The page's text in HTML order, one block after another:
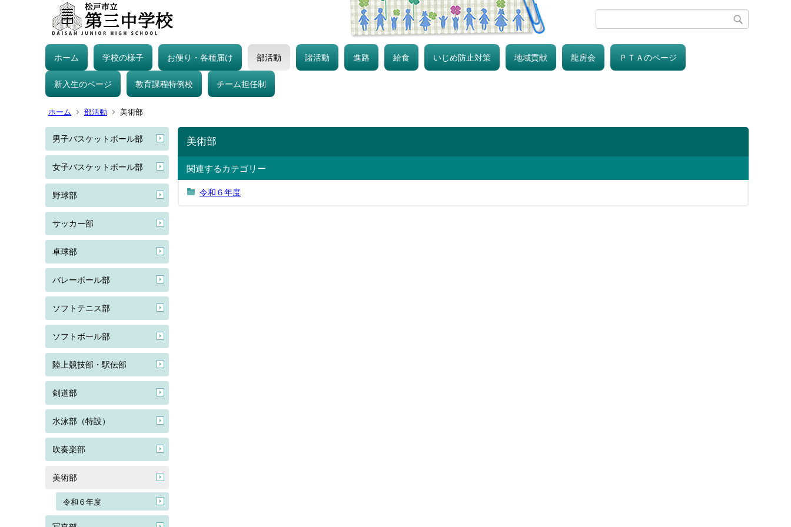
ホーム 学校の様子 お便り・各種届け 部活動 諸活動 進路 給食 いじめ防止対策 地域貢献 龍房会 ＰＴＡのページ
新入生のページ 教育課程特例校 チーム担任制
ホーム 部活動 美術部
男子バスケットボール部
女子バスケットボール部
野球部
サッカー部
卓球部
バレーボール部
ソフトテニス部
ソフトボール部
陸上競技部・駅伝部
剣道部
水泳部（特設）
吹奏楽部
美術部
令和６年度
美術部
関連するカテゴリー
令和６年度